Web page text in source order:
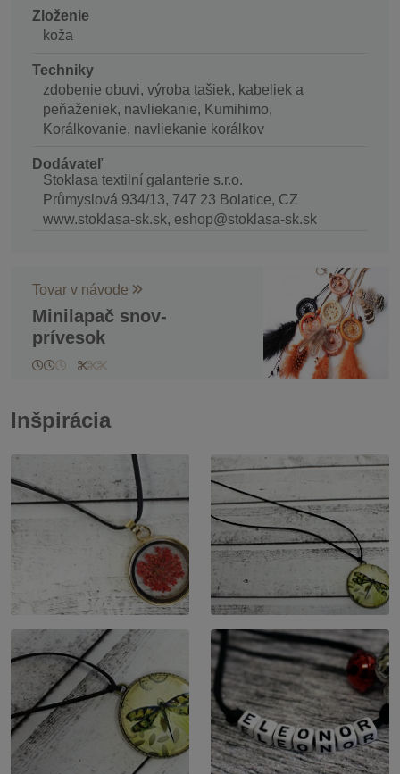
Zloženie
koža
Techniky
zdobenie obuvi, výroba tašiek, kabeliek a
peňaženiek, navliekanie, Kumihimo,
Korálkovanie, navliekanie korálkov
Dodávateľ
Stoklasa textilní galanterie s.r.o.
Průmyslová 934/13, 747 23 Bolatice, CZ
www.stoklasa-sk.sk, eshop@stoklasa-sk.sk
Tovar v návode
Minilapač snov-
prívesok
Inšpirácia